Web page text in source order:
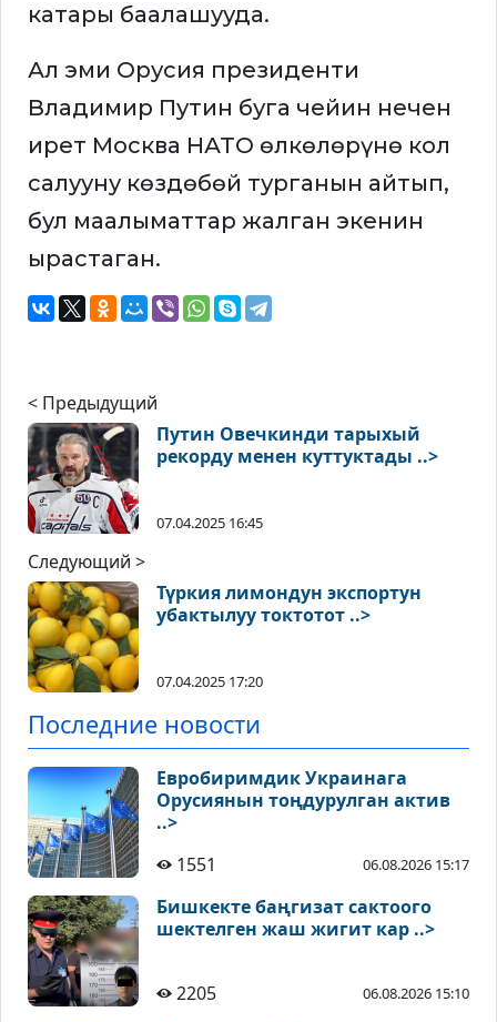
катары баалашууда.
Ал эми Орусия президенти
Владимир Путин буга чейин нечен
ирет Москва НАТО өлкөлөрүнө кол
салууну көздөбөй турганын айтып,
бул маалыматтар жалган экенин
ырастаган.
< Предыдущий
Путин Овечкинди тарыхый
рекорду менен куттуктады ..>
07.04.2025 16:45
Следующий >
Түркия лимондун экспортун
убактылуу токтотот ..>
07.04.2025 17:20
Последние новости
Евробиримдик Украинага
Орусиянын тоңдурулган актив
..>
1551
06.08.2026 15:17
Бишкекте баңгизат сактоого
шектелген жаш жигит кар ..>
2205 06.08.2026 15:10